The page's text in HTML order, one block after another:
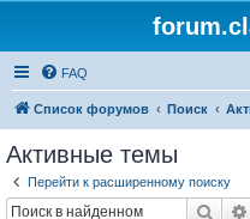
FAQ
Список форумов Поиск
Активные темы
Перейти к расширенному поиску
Поиск